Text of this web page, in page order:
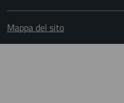
Mappa del sito